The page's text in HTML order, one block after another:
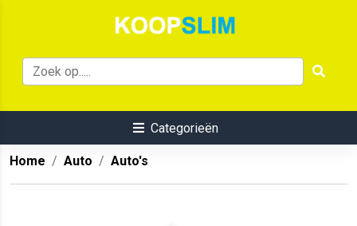
Categorieën
Home Auto Auto's